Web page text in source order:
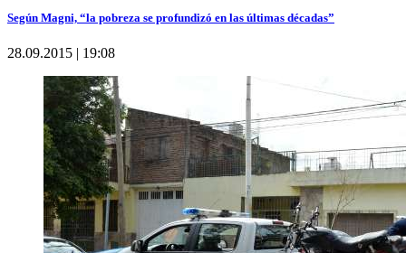
Según Magni, “la pobreza se profundizó en las últimas décadas”
28.09.2015 | 19:08